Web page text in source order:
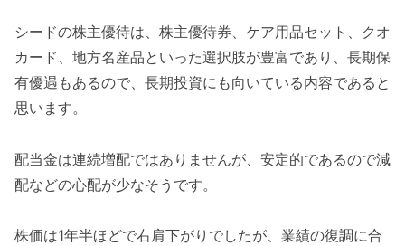
シードの株主優待は、株主優待券、ケア用品セット、クオ
カード、地方名産品といった選択肢が豊富であり、長期保
有優遇もあるので、長期投資にも向いている内容であると
思います。
配当金は連続増配ではありませんが、安定的であるので減
配などの心配が少なそうです。
株価は1年半ほどで右肩下がりでしたが、業績の復調に合